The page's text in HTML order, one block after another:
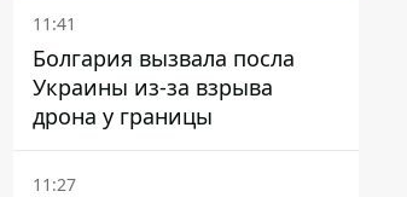
11:41
Болгария вызвала посла
Украины из-за взрыва
дрона у границы
11:27